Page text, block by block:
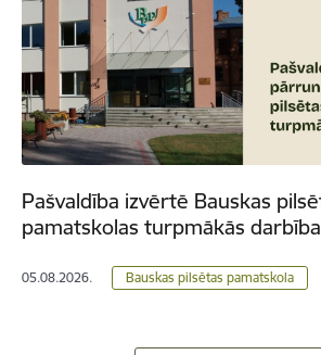
Pašvaldība izvērtē Bauskas
pamatskolas turpmākās
05.08.2026. Bauskas pilsētas pamatskola